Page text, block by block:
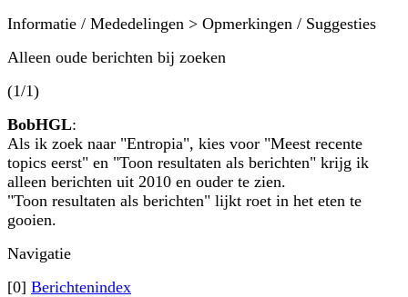
Informatie / Mededelingen > Opmerkingen / Suggesties
Alleen oude berichten bij zoeken
(1/1)
BobHGL:
Als ik zoek naar "Entropia", kies voor "Meest recente
topics eerst" en "Toon resultaten als berichten" krijg ik
alleen berichten uit 2010 en ouder te zien.
"Toon resultaten als berichten" lijkt roet in het eten te
gooien.
Navigatie
[0] Berichtenindex